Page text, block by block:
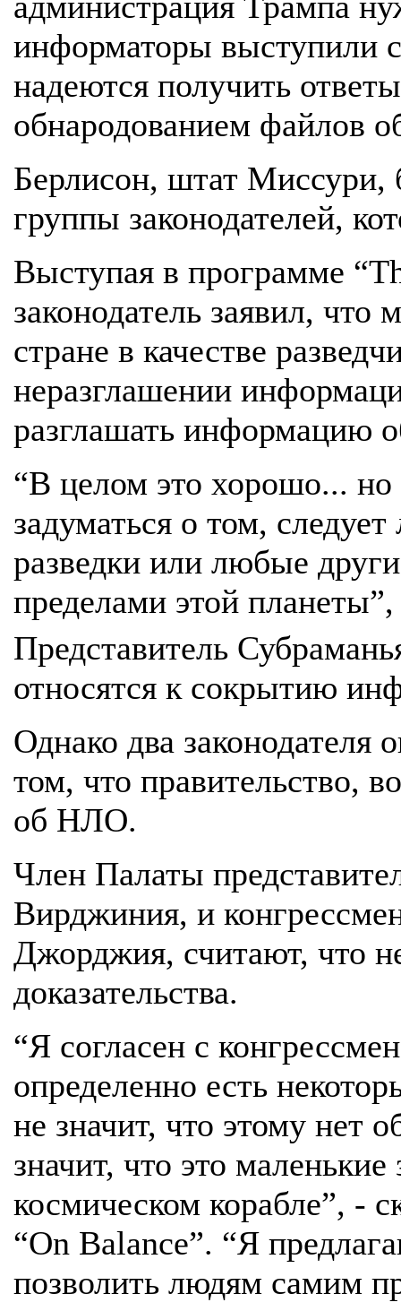
информаторы выступили
надеются получить
обнародованием файлов
Берлисон, штат Миссури,
группы законодателей,
Выступая в программе
законодатель заявил, что
стране в качестве
неразглашении
разглашать информацию
“В целом это хорошо... но
задуматься о том,
разведки или любые
пределами этой
Представитель
относятся к сокрытию
Однако два законодателя
том, что правительство,
об НЛО.
Член Палаты
Вирджиния, и
Джорджия, считают, что
доказательства.
“Я согласен с
определенно есть
не значит, что этому нет
значит, что это
космическом корабле”, -
“On Balance”. “Я
позволить людям самим